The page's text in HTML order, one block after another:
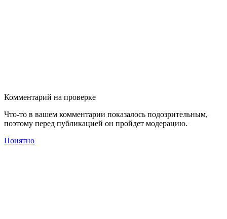
Комментарий на проверке
Что-то в вашем комментарии показалось подозрительным,
поэтому перед публикацией он пройдет модерацию.
Понятно